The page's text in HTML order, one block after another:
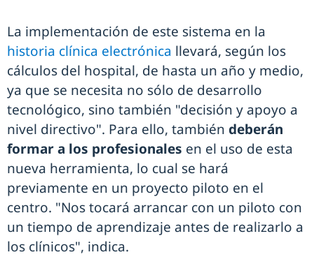
La implementación de este sistema en la
historia clínica electrónica llevará, según los
cálculos del hospital, de hasta un año y medio,
ya que se necesita no sólo de desarrollo
tecnológico, sino también "decisión y apoyo a
nivel directivo". Para ello, también deberán
formar a los profesionales en el uso de esta
nueva herramienta, lo cual se hará
previamente en un proyecto piloto en el
centro. "Nos tocará arrancar con un piloto con
un tiempo de aprendizaje antes de realizarlo a
los clínicos", indica.